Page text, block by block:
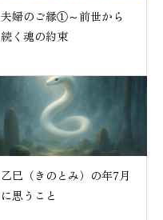
夫婦のご縁①～前世から
続く魂の約束
乙巳（きのとみ）の年7月
に思うこと